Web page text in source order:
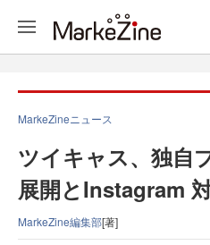
MarkeZineニュース
ツイキャス、独自
展開とInstagram
MarkeZine編集部[著]